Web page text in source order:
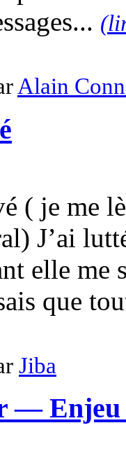
Alain
( je me
J’ai
elle me
que
Jiba
— Enjeu